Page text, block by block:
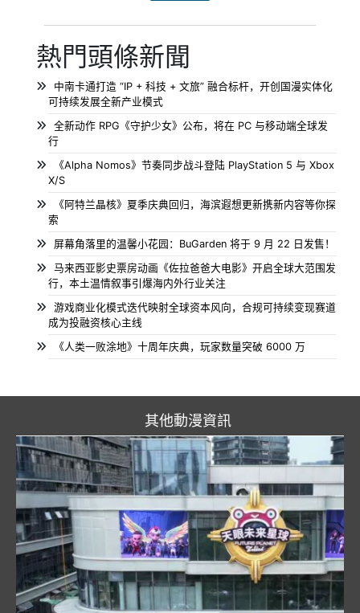
熱門頭條新聞
中南卡通打造 “IP + 科技 + 文旅” 融合标杆，开创国漫实体化
可持续发展全新产业模式
全新动作 RPG《守护少女》公布，将在 PC 与移动端全球发
行
《Alpha Nomos》节奏同步战斗登陆 PlayStation 5 与 Xbox
X/S
《阿特兰晶核》夏季庆典回归，海滨遐想更新携新内容等你探
索
屏幕角落里的温馨小花园：BuGarden 将于 9 月 22 日发售！
马来西亚影史票房动画《佐拉爸爸大电影》开启全球大范围发
行，本土温情叙事引爆海内外行业关注
游戏商业化模式迭代映射全球资本风向，合规可持续变现赛道
成为投融资核心主线
《人类一败涂地》十周年庆典，玩家数量突破 6000 万
其他動漫資訊